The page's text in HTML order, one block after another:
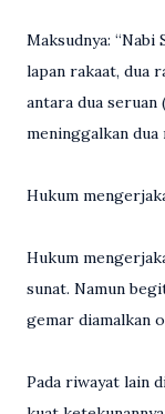
Maksudnya: “Nabi
lapan rakaat, dua
antara dua seruan
meninggalkan dua
Hukum
Hukum
sunat. Namun
gemar diamalkan
Pada riwayat lain